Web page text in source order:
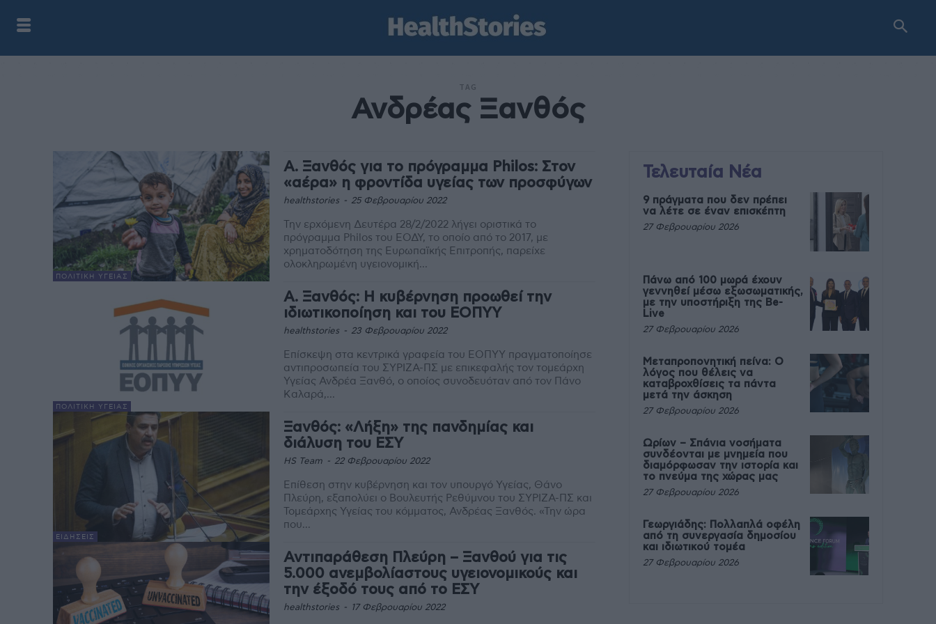
TAG
Ανδρέας Ξανθός
ΠΟΛΙΤΙΚΉ ΥΓΕΊΑΣ
Α. Ξανθός για το πρόγραμμα Philos: Στον
«αέρα» η φροντίδα υγείας των προσφύγων
healthstories - 25 Φεβρουαρίου 2022
Την ερχόμενη Δευτέρα 28/2/2022 λήγει οριστικά το
πρόγραμμα Philos του ΕΟΔΥ, το οποίο από το 2017, με
χρηματοδότηση της Ευρωπαϊκής Επιτροπής, παρείχε
ολοκληρωμένη υγειονομική...
ΠΟΛΙΤΙΚΉ ΥΓΕΊΑΣ
Α. Ξανθός: Η κυβέρνηση προωθεί την
ιδιωτικοποίηση και του ΕΟΠΥΥ
healthstories - 23 Φεβρουαρίου 2022
Επίσκεψη στα κεντρικά γραφεία του ΕΟΠΥΥ πραγματοποίησε
αντιπροσωπεία του ΣΥΡΙΖΑ-ΠΣ με επικεφαλής τον τομεάρχη
Υγείας Ανδρέα Ξανθό, ο οποίος συνοδευόταν από τον Πάνο
Καλαρά,...
ΕΙΔΉΣΕΙΣ
Ξανθός: «Λήξη» της πανδημίας και
διάλυση του ΕΣΥ
HS Team - 22 Φεβρουαρίου 2022
Επίθεση στην κυβέρνηση και τον υπουργό Υγείας, Θάνο
Πλεύρη, εξαπολύει ο Βουλευτής Ρεθύμνου του ΣΥΡΙΖΑ-ΠΣ και
Τομεάρχης Υγείας του κόμματος, Ανδρέας Ξανθός. «Την ώρα
που...
Αντιπαράθεση Πλεύρη – Ξανθού για τις
5.000 ανεμβολίαστους υγειονομικούς και
την έξοδό τους από το ΕΣΥ
healthstories - 17 Φεβρουαρίου 2022
Τελευταία Νέα
9 πράγματα που δεν πρέπει
να λέτε σε έναν επισκέπτη
27 Φεβρουαρίου 2026
Πάνω από 100 μωρά έχουν
γεννηθεί μέσω εξωσωματικής,
με την υποστήριξη της Be-
Live
27 Φεβρουαρίου 2026
Μεταπροπονητική πείνα: Ο
λόγος που θέλεις να
καταβροχθίσεις τα πάντα
μετά την άσκηση
27 Φεβρουαρίου 2026
Ωρίων – Σπάνια νοσήματα
συνδέονται με μνημεία που
διαμόρφωσαν την ιστορία και
το πνεύμα της χώρας μας
27 Φεβρουαρίου 2026
Γεωργιάδης: Πολλαπλά οφέλη
από τη συνεργασία δημοσίου
και ιδιωτικού τομέα
27 Φεβρουαρίου 2026